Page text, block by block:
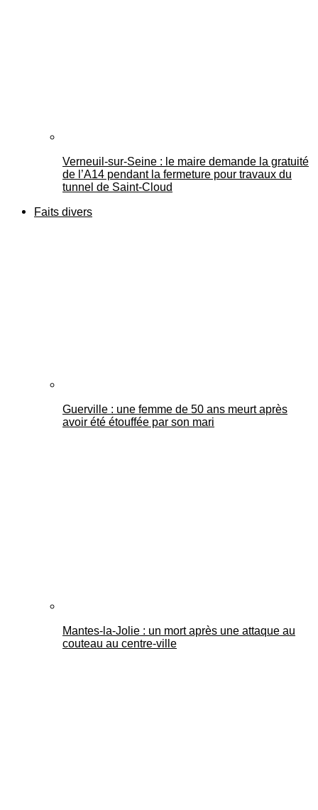
Verneuil-sur-Seine : le maire demande la gratuité
de l’A14 pendant la fermeture pour travaux du
tunnel de Saint-Cloud
Faits divers
Guerville : une femme de 50 ans meurt après
avoir été étouffée par son mari
Mantes-la-Jolie : un mort après une attaque au
couteau au centre-ville